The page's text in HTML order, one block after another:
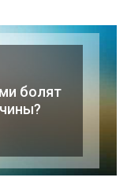
болят